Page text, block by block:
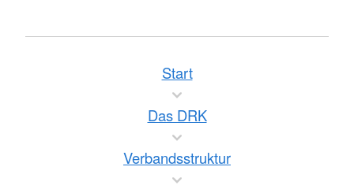
Start
Das DRK
Verbandsstruktur